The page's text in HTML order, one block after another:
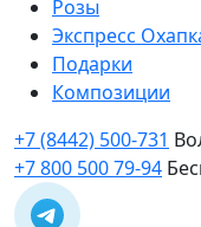
Розы
Экспресс
Подарки
Композиции
+7 (8442) 500-731
+7 800 500 79-94